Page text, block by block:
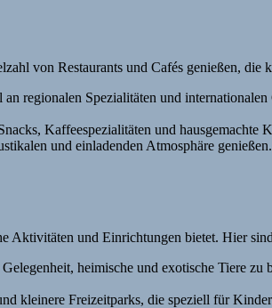
von Restaurants und Cafés genießen, die
regionalen Spezialitäten und
Kaffeespezialitäten und hausgemachte
und einladenden Atmosphäre
Aktivitäten und Einrichtungen bietet. Hier
heimische und exotische Tiere
kleinere Freizeitparks, die speziell für